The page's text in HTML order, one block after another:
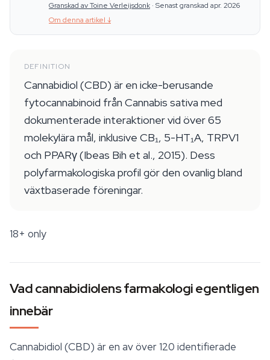
Granskad av Toine Verleijsdonk · Senast granskad apr. 2026
Om denna artikel ↓
DEFINITION
Cannabidiol (CBD) är en icke-berusande
fytocannabinoid från Cannabis sativa med
dokumenterade interaktioner vid över 65
molekylära mål, inklusive CB₁, 5-HT₁A, TRPV1
och PPARγ (Ibeas Bih et al., 2015). Dess
polyfarmakologiska profil gör den ovanlig bland
växtbaserade föreningar.
18+ only
Vad cannabidiolens farmakologi egentligen
innebär
Cannabidiol (CBD) är en av över 120 identifierade